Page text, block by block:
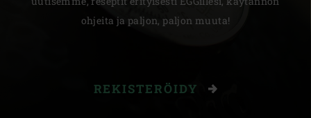
ohjeita ja paljon, paljon muuta!
REKISTERÖIDY